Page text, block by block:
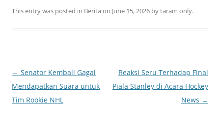
This entry was posted in Berita on June 15, 2026 bytaram only.
Post
navigation
← Senator Kembali Gagal
Mendapatkan Suara untuk
Tim Rookie NHL
Reaksi Seru Terhadap Final
Piala Stanley di Acara Hockey
News →